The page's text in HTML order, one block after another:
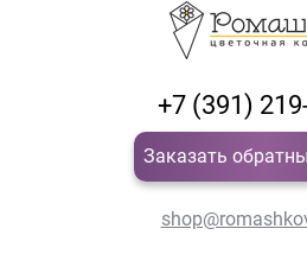
+7 (391)
Заказать